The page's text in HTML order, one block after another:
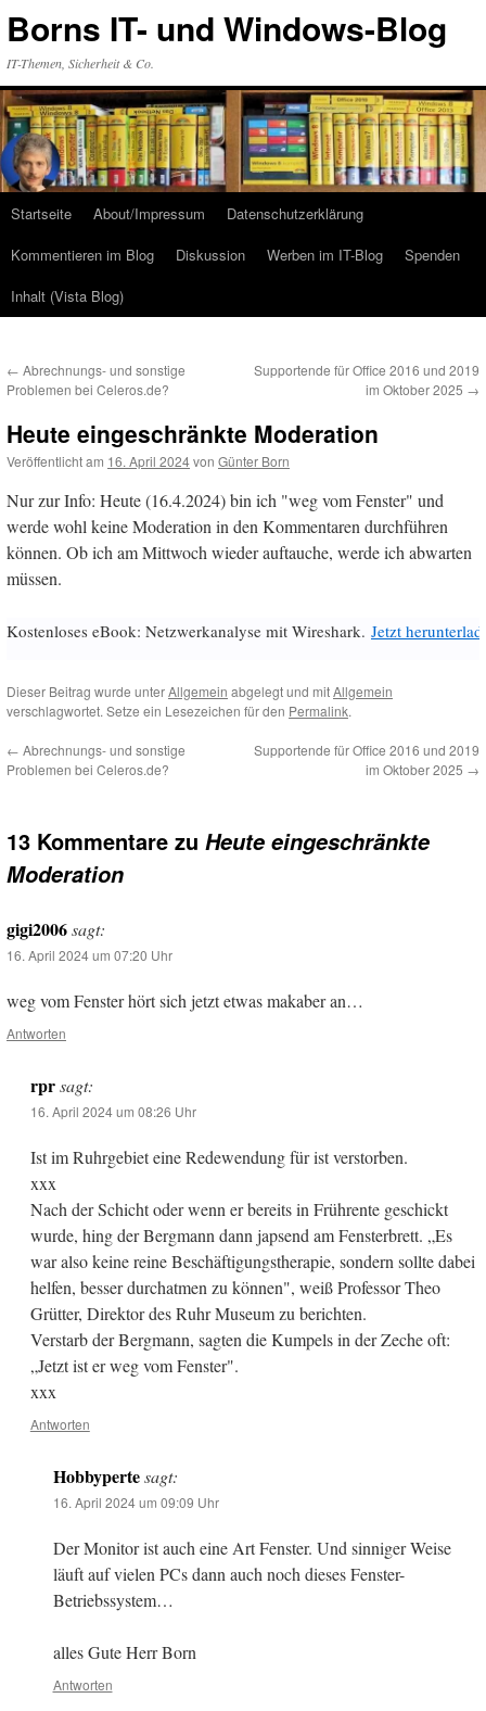
Inhalt
Borns IT- und Windows-Blog
IT-Themen, Sicherheit & Co.
Startseite About/Impressum
Datenschutzerklärung
Kommentieren im Blog
Diskussion Werben im IT-Blog
Spenden
Inhalt (Vista Blog)
← Abrechnungs- und sonstige
Problemen bei Celeros.de?
Supportende für Office 2016 und 2019
im Oktober 2025 →
Heute eingeschränkte Moderation
Veröffentlicht am 16. April 2024von Günter Born
Nur zur Info: Heute (16.4.2024) bin ich "weg vom Fenster" und
werde wohl keine Moderation in den Kommentaren durchführen
können. Ob ich am Mittwoch wieder auftauche, werde ich abwarten
müssen.
Kostenloses eBook: Netzwerkanalyse mit Wireshark. Jetzt
Dieser Beitrag wurde unterAllgemein abgelegt und mitAllgemein
verschlagwortet. Setze ein Lesezeichen für den Permalink.
← Abrechnungs- und sonstige
Problemen bei Celeros.de?
Supportende für Office 2016 und 2019
im Oktober 2025 →
13 Kommentare zu Heute eingeschränkte
Moderation
gigi2006sagt:
16. April 2024 um 07:20 Uhr
weg vom Fenster hört sich jetzt etwas makaber an…
Antworten
rpr sagt:
16. April 2024 um 08:26 Uhr
Ist im Ruhrgebiet eine Redewendung für ist verstorben.
xxx
Nach der Schicht oder wenn er bereits in Frührente geschickt
wurde, hing der Bergmann dann japsend am Fensterbrett. „Es
war also keine reine Beschäftigungstherapie, sondern sollte dabei
helfen, besser durchatmen zu können", weiß Professor Theo
Grütter, Direktor des Ruhr Museum zu berichten.
Verstarb der Bergmann, sagten die Kumpels in der Zeche oft:
„Jetzt ist er weg vom Fenster".
xxx
Antworten
Hobbyperte sagt:
16. April 2024 um 09:09 Uhr
Der Monitor ist auch eine Art Fenster. Und sinniger Weise
läuft auf vielen PCs dann auch noch dieses Fenster-
Betriebssystem…
alles Gute Herr Born
Antworten